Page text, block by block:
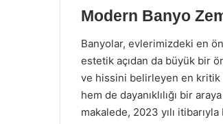
Modern Banyo
Banyolar, evlerimizdeki en
estetik açıdan da büyük bir
ve hissini belirleyen en kritik
hem de dayanıklılığı bir
makalede, 2023 yılı